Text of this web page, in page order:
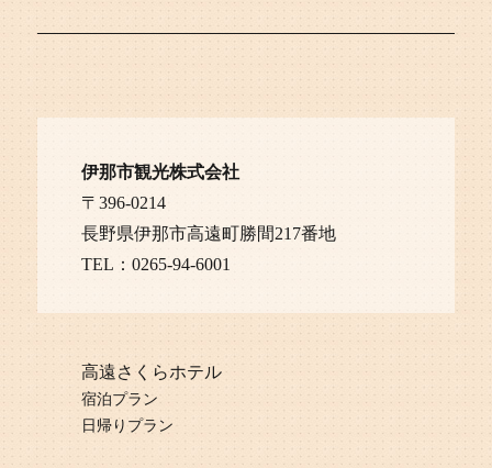
伊那市観光株式会社
〒396-0214
長野県伊那市高遠町勝間217番地
TEL：0265-94-6001
高遠さくらホテル
宿泊プラン
日帰りプラン